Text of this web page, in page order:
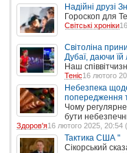
Надійні друзі
Гороскоп для
Світські хроніки
Світоліна
Дубаї, даючи їй
Наш
Теніс16 лютого
Небезпека
попередження
Чому
бути
Здоров'я16 лютого 2025, 20:54 (
Тактика США "
Сікорський